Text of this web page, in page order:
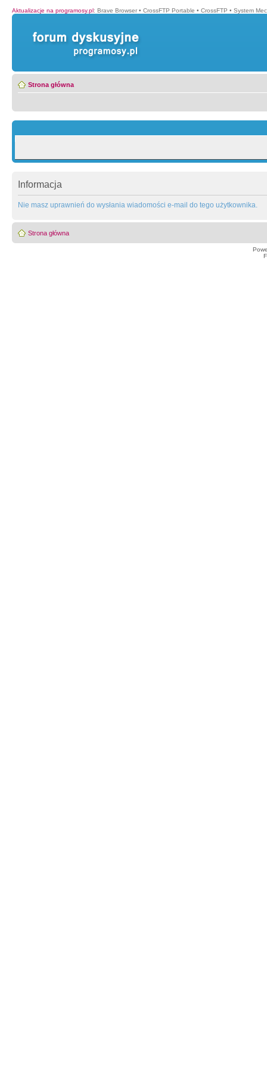
Aktualizacje na programosy.pl: Brave Browser • CrossFTP Portable • CrossFTP • System
Strona główna
Informacja
Nie masz uprawnień do wysłania wiadomości e-mail do tego użytkownika.
Strona główna